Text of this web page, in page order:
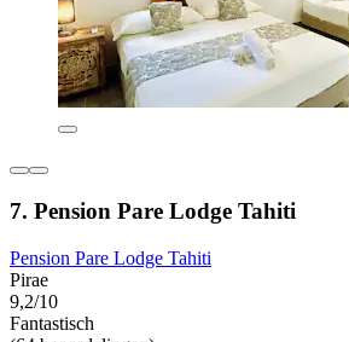
7. Pension Pare Lodge Tahiti
Pension Pare Lodge Tahiti
Pirae
9,2/10
Fantastisch